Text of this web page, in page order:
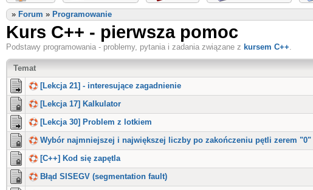
» Forum » Programowanie
Kurs C++ - pierwsza pomoc
Podstawy programowania - problemy, pytania i zadania związane z kursem C++.
Temat
[Lekcja 21] - interesujące zagadnienie
[Lekcja 17] Kalkulator
[Lekcja 30] Problem z lotkiem
Wybór najmniejszej i największej liczby po zakończeniu pętli zerem "0"
[C++] Kod się zapętla
Błąd SISEGV (segmentation fault)